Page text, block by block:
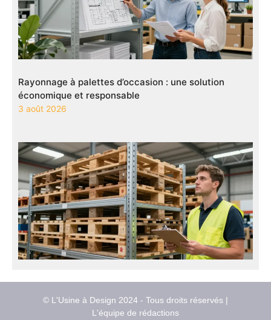
Rayonnage à palettes d’occasion : une solution
économique et responsable
3 août 2026
© L'Usine à Design 2024 - Tous droits réservés |
L'équipe de rédactions